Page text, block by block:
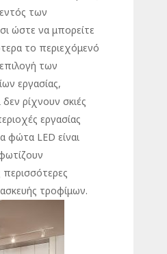
των
ώστε να μπορείτε
το περιεχόμενό
των
εργασίας,
δεν ρίχνουν σκιές
εργασίας
φώτα LED είναι
τροφίμων.